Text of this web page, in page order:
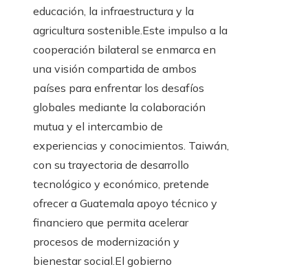
educación, la infraestructura y la
agricultura sostenible.Este impulso a la
cooperación bilateral se enmarca en
una visión compartida de ambos
países para enfrentar los desafíos
globales mediante la colaboración
mutua y el intercambio de
experiencias y conocimientos. Taiwán,
con su trayectoria de desarrollo
tecnológico y económico, pretende
ofrecer a Guatemala apoyo técnico y
financiero que permita acelerar
procesos de modernización y
bienestar social.El gobierno